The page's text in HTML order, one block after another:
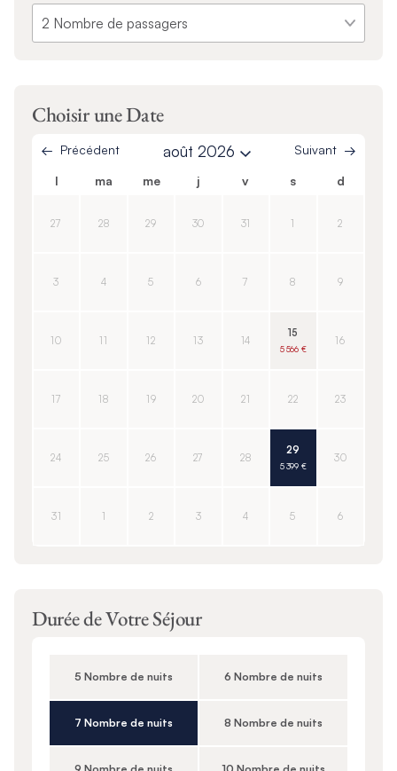
Choisir une Date
Précédent août 2026 Suivant
l ma me j v s d
27 28 29 30 31 1 2
3 4 5 6 7 8 9
10 11 12 13 14
15
5 566 €
16
17 18 19 20 21 22 23
24 25 26 27 28
29
5 399 €
30
31 1 2 3 4 5 6
Durée de Votre Séjour
5 Nombre de nuits 6 Nombre de nuits
7 Nombre de nuits 8 Nombre de nuits